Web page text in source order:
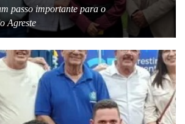
passo importante para o
Agreste